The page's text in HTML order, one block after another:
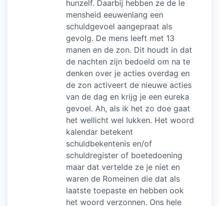
hunzelf. Daarbij hebben ze de le
mensheid eeuwenlang een
schuldgevoel aangepraat als
gevolg. De mens leeft met 13
manen en de zon. Dit houdt in dat
de nachten zijn bedoeld om na te
denken over je acties overdag en
de zon activeert de nieuwe acties
van de dag en krijg je een eureka
gevoel. Ah, als ik het zo doe gaat
het wellicht wel lukken. Het woord
kalendar betekent
schuldbekentenis en/of
schuldregister of boetedoening
maar dat vertelde ze je niet en
waren de Romeinen die dat als
laatste toepaste en hebben ook
het woord verzonnen. Ons hele